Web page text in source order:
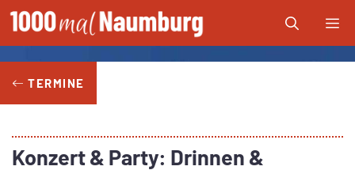
Zum
Inhalt
springen
TERMINE
Konzert & Party: Drinnen &